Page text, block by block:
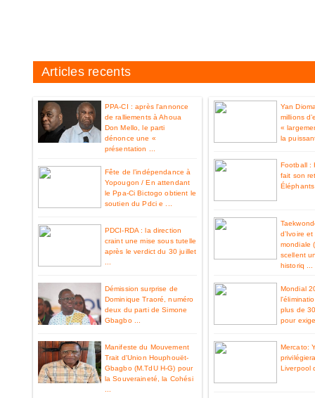
Articles recents
PPA-CI : après l'annonce
de ralliements à Ahoua
Don Mello, le parti
dénonce une «
présentation ...
Fête de l’indépendance à
Yopougon / En attendant
le Ppa-Ci Bictogo obtient le
soutien du Pdci e ...
PDCI-RDA : la direction
craint une mise sous tutelle
après le verdict du 30 juillet
Démission surprise de
Dominique Traoré, numéro
deux du parti de Simone
Gbagbo ...
Manifeste du Mouvement
Trait d'Union Houphouët-
Gbagbo (M.TdU H-G) pour
la Souveraineté, la Cohési
Yan
millions
«
la
Football :
fait son
d’Ivoire
mondiale
scellent
historiq ...
Mondial
plus de
pour
Mercato:
Liverpool